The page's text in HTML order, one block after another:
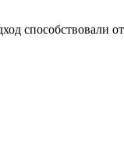
способствовали